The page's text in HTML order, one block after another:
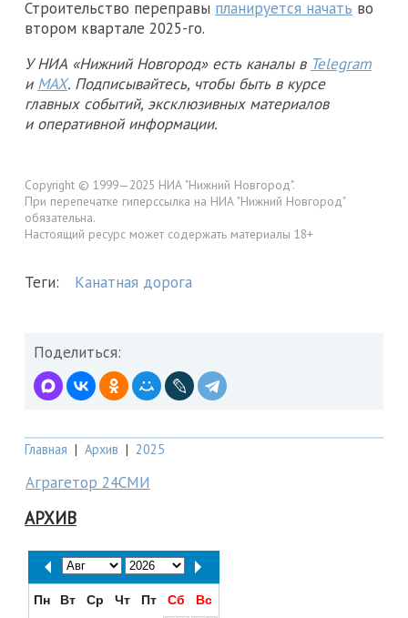
Строительство переправы планируется начать во
втором квартале 2025-го.
У НИА «Нижний Новгород» есть каналы в Telegram
и MAX. Подписывайтесь, чтобы быть в курсе
главных событий, эксклюзивных материалов
и оперативной информации.
Copyright © 1999—2025 НИА "Нижний Новгород".
При перепечатке гиперссылка на НИА "Нижний Новгород"
обязательна.
Настоящий ресурс может содержать материалы 18+
Теги: Канатная дорога
Поделиться:
Главная | Архив | 2025
Аграгетор 24СМИ
АРХИВ
Пн Вт Ср Чт Пт Сб
Вс